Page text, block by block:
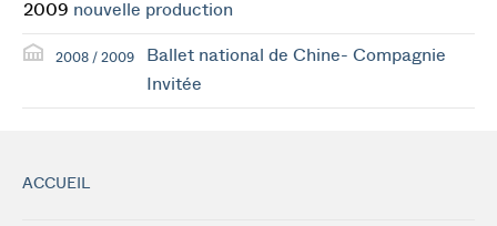
2009 nouvelle production
2008 / 2009
Ballet national de Chine- Compagnie
Invitée
ACCUEIL